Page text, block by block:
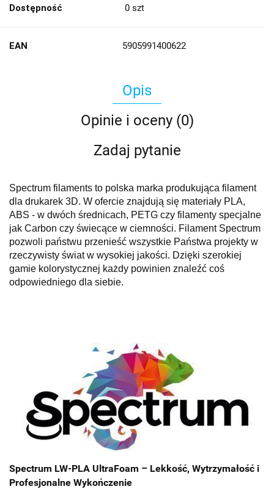
Dostępność 0 szt
EAN 5905991400622
Opis
Opinie i oceny (0)
Zadaj pytanie
Spectrum filaments to polska marka produkująca filament
dla drukarek 3D. W ofercie znajdują się materiały PLA,
ABS - w dwóch średnicach, PETG czy filamenty specjalne
jak Carbon czy świecące w ciemności. Filament Spectrum
pozwoli państwu przenieść wszystkie Państwa projekty w
rzeczywisty świat w wysokiej jakości. Dzięki szerokiej
gamie kolorystycznej każdy powinien znaleźć coś
odpowiedniego dla siebie.
Spectrum LW-PLA UltraFoam – Lekkość, Wytrzymałość i
Profesjonalne Wykończenie